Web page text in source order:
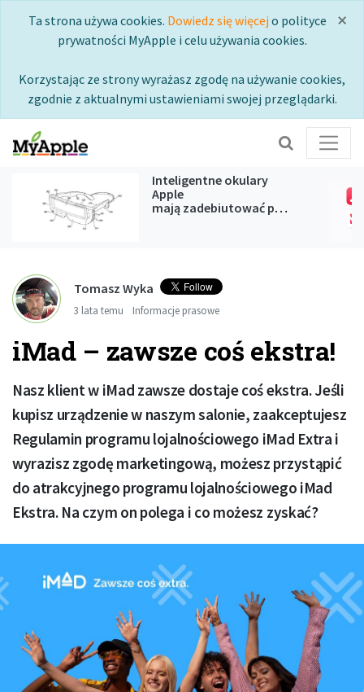
×
Ta strona używa cookies. Dowiedz się więcej o polityce
prywatności MyApple i celu używania cookies.
Korzystając ze strony wyrażasz zgodę na używanie cookies,
zgodnie z aktualnymi ustawieniami swojej przeglądarki.
Inteligentne okulary
Apple
mają zadebiutować podczas
WWDC 2027
Tomasz Wyka
3 lata temu Informacje prasowe
iMad – zawsze coś ekstra!
Nasz klient w iMad zawsze dostaje coś ekstra. Jeśli
kupisz urządzenie w naszym salonie, zaakceptujesz
Regulamin programu lojalnościowego iMad Extra i
wyrazisz zgodę marketingową, możesz przystąpić
do atrakcyjnego programu lojalnościowego iMad
Ekstra. Na czym on polega i co możesz zyskać?